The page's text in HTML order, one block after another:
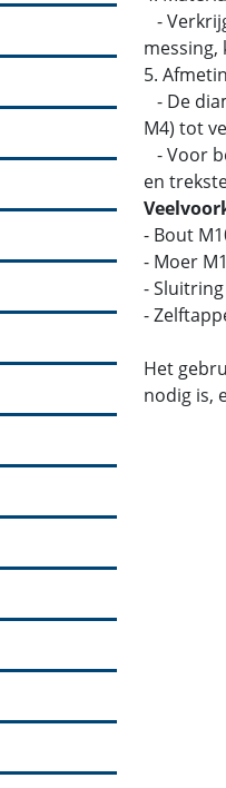
-
messing,
5.
- De
M4) tot
- Voor
en
- Bout
- Moer
-
-
Het
nodig is,